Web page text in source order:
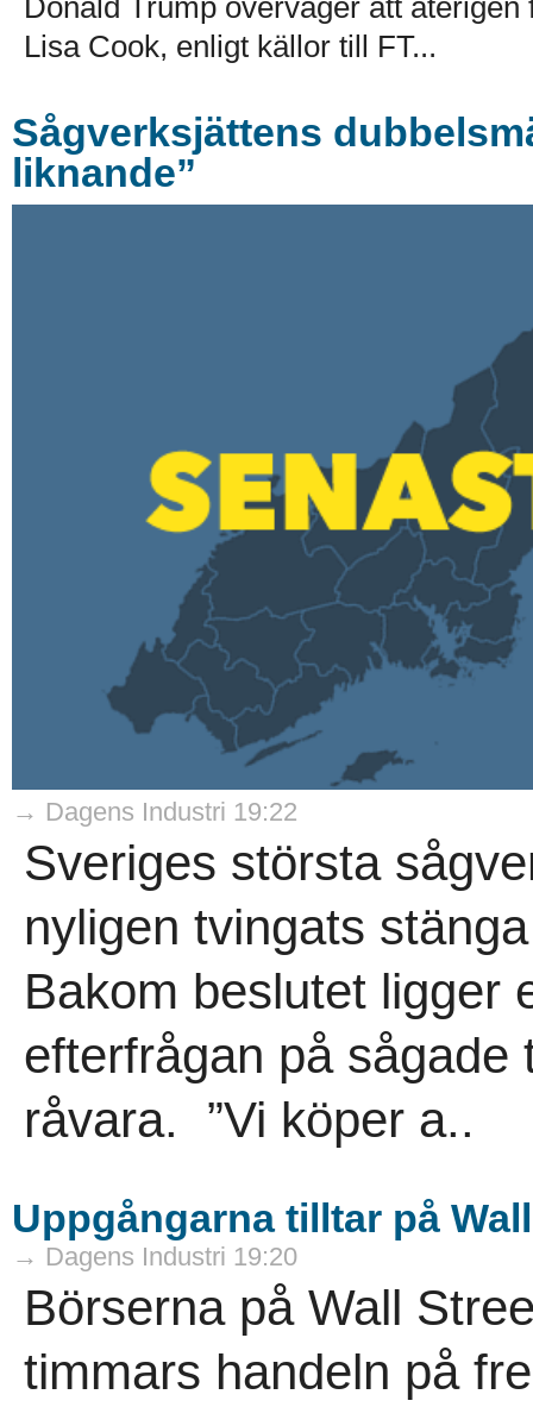
Lisa Cook, enligt källor till FT...
Sågverksjättens
liknande”
→ Dagens Industri 19:22
Sveriges största
nyligen tvingats
Bakom beslutet ligger
efterfrågan på sågade
råvara. ”Vi köper a..
Uppgångarna tilltar på
→ Dagens Industri 19:20
Börserna på Wall
timmars handeln på